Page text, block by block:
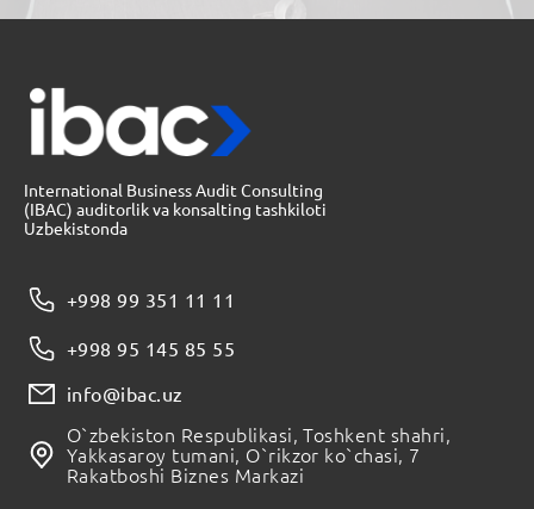
International Business Audit Consulting
(IBAC) auditorlik va konsalting tashkiloti
Uzbekistonda
+998 99 351 11 11
+998 95 145 85 55
info@ibac.uz
O`zbekiston Respublikasi, Toshkent shahri,
Yakkasaroy tumani, O`rikzor ko`chasi, 7
Rakatboshi Biznes Markazi